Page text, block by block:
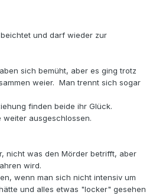
und darf wieder zur
sich bemüht, aber es ging trotz
weier. Man trennt sich sogar
finden beide ihr Glück.
weiter ausgeschlossen.
nicht was den Mörder betrifft, aber
wird.
wenn man sich nicht intensiv um
und alles etwas "locker" gesehen